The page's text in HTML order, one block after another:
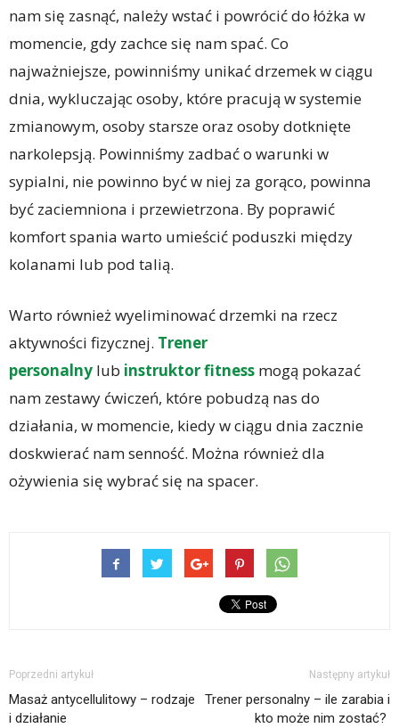
nam się zasnąć, należy wstać i powrócić do łóżka w
momencie, gdy zachce się nam spać. Co
najważniejsze, powinniśmy unikać drzemek w ciągu
dnia, wykluczając osoby, które pracują w systemie
zmianowym, osoby starsze oraz osoby dotknięte
narkolepsją. Powinniśmy zadbać o warunki w
sypialni, nie powinno być w niej za gorąco, powinna
być zaciemniona i przewietrzona. By poprawić
komfort spania warto umieścić poduszki między
kolanami lub pod talią.
Warto również wyeliminować drzemki na rzecz
aktywności fizycznej. Trener
personalny lub instruktor fitness mogą pokazać
nam zestawy ćwiczeń, które pobudzą nas do
działania, w momencie, kiedy w ciągu dnia zacznie
doskwierać nam senność. Można również dla
ożywienia się wybrać się na spacer.
Poprzedni artykuł
Masaż antycellulitowy – rodzaje
i działanie
Następny artykuł
Trener personalny – ile zarabia i
kto może nim zostać?